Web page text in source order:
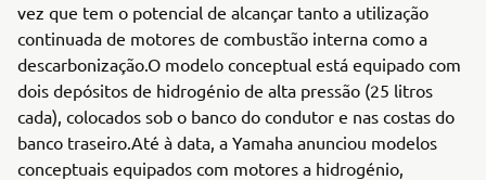
vez que tem o potencial de alcançar tanto a utilização
continuada de motores de combustão interna como a
descarbonização.O modelo conceptual está equipado com
dois depósitos de hidrogénio de alta pressão (25 litros
cada), colocados sob o banco do condutor e nas costas do
banco traseiro.Até à data, a Yamaha anunciou modelos
conceptuais equipados com motores a hidrogénio,